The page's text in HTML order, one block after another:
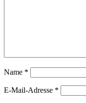
Name *
E-Mail-Adresse *